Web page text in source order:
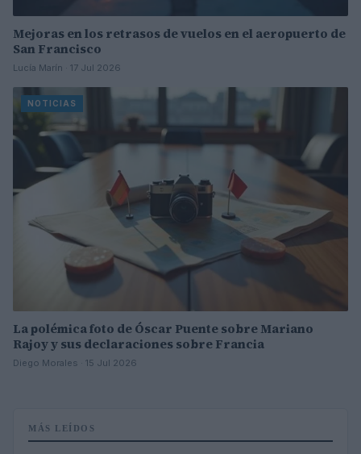
Mejoras en los retrasos de vuelos en el aeropuerto de
San Francisco
Lucía Marín · 17 Jul 2026
NOTICIAS
La polémica foto de Óscar Puente sobre Mariano
Rajoy y sus declaraciones sobre Francia
Diego Morales · 15 Jul 2026
MÁS LEÍDOS